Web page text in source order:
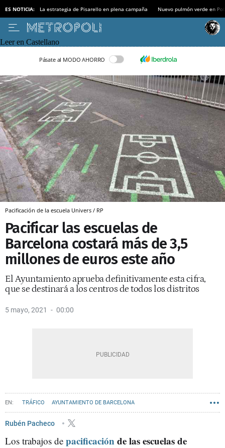
ES NOTICIA: La estrategia de Pisarello en plena campaña Nuevo pulmón verde en
Leer en Castellano
Pásate al MODO AHORRO
Pacificación de la escuela Univers / RP
Pacificar las escuelas de
Barcelona costará más de 3,5
millones de euros este año
El Ayuntamiento aprueba definitivamente esta cifra,
que se destinará a los centros de todos los distritos
5 mayo, 2021 00:00
TRÁFICO AYUNTAMIENTO DE BARCELONA
CONTRATOS BARCELONA
Rubén Pacheco
Los trabajos de pacificaciónde las escuelas de